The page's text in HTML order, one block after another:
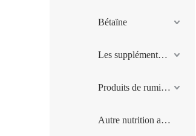
Bétaïne
Les suppléments minéraux
Produits de ruminants
Autre nutrition animale